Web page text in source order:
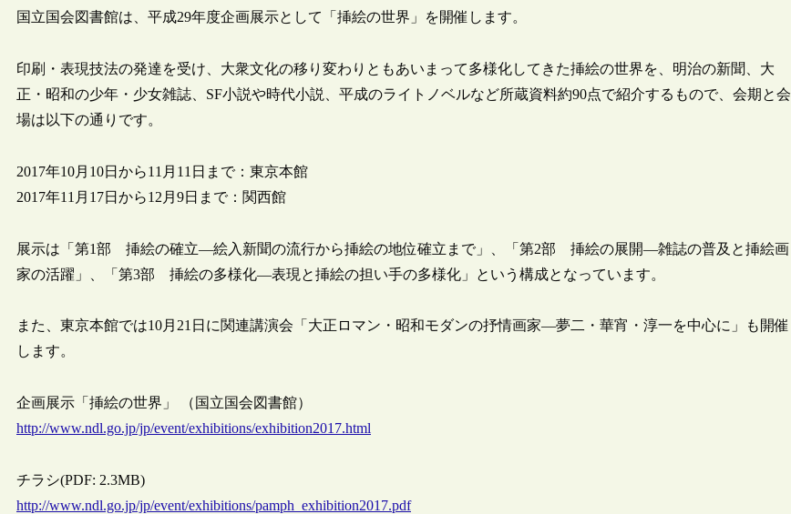
国立国会図書館は、平成29年度企画展示として「挿絵の世界」を開催します。
印刷・表現技法の発達を受け、大衆文化の移り変わりともあいまって多様化してきた挿絵の世界を、明治の新聞、大
正・昭和の少年・少女雑誌、SF小説や時代小説、平成のライトノベルなど所蔵資料約90点で紹介するもので、会期と会
場は以下の通りです。
2017年10月10日から11月11日まで：東京本館
2017年11月17日から12月9日まで：関西館
展示は「第1部 挿絵の確立―絵入新聞の流行から挿絵の地位確立まで」、「第2部 挿絵の展開―雑誌の普及と挿絵画
家の活躍」、「第3部 挿絵の多様化―表現と挿絵の担い手の多様化」という構成となっています。
また、東京本館では10月21日に関連講演会「大正ロマン・昭和モダンの抒情画家―夢二・華宵・淳一を中心に」も開催
します。
企画展示「挿絵の世界」 （国立国会図書館）
http://www.ndl.go.jp/jp/event/exhibitions/exhibition2017.html
チラシ(PDF: 2.3MB)
http://www.ndl.go.jp/jp/event/exhibitions/pamph_exhibition2017.pdf